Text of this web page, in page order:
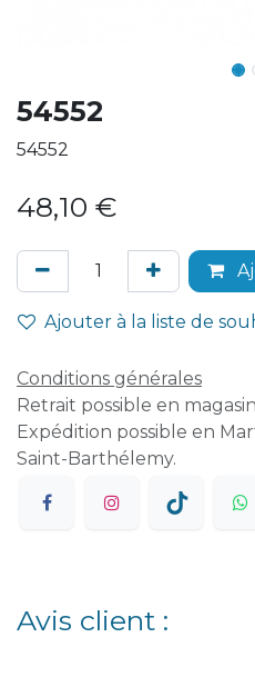
54552
54552
48,10 €
Ajouter à la liste de
Conditions générales
Retrait possible en
Expédition possible en
Saint-Barthélemy.
Avis client :